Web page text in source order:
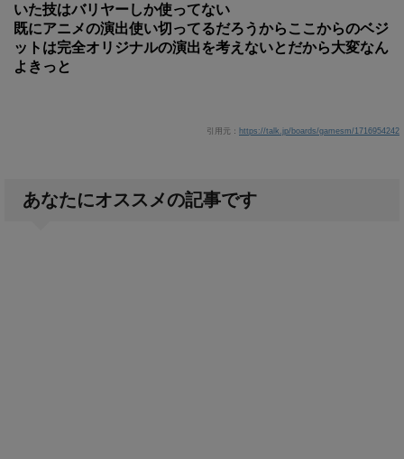
いた技はバリヤーしか使ってない
既にアニメの演出使い切ってるだろうからここからのベジ
ットは完全オリジナルの演出を考えないとだから大変なん
よきっと
引用元： https://talk.jp/boards/gamesm/1716954242
あなたにオススメの記事です